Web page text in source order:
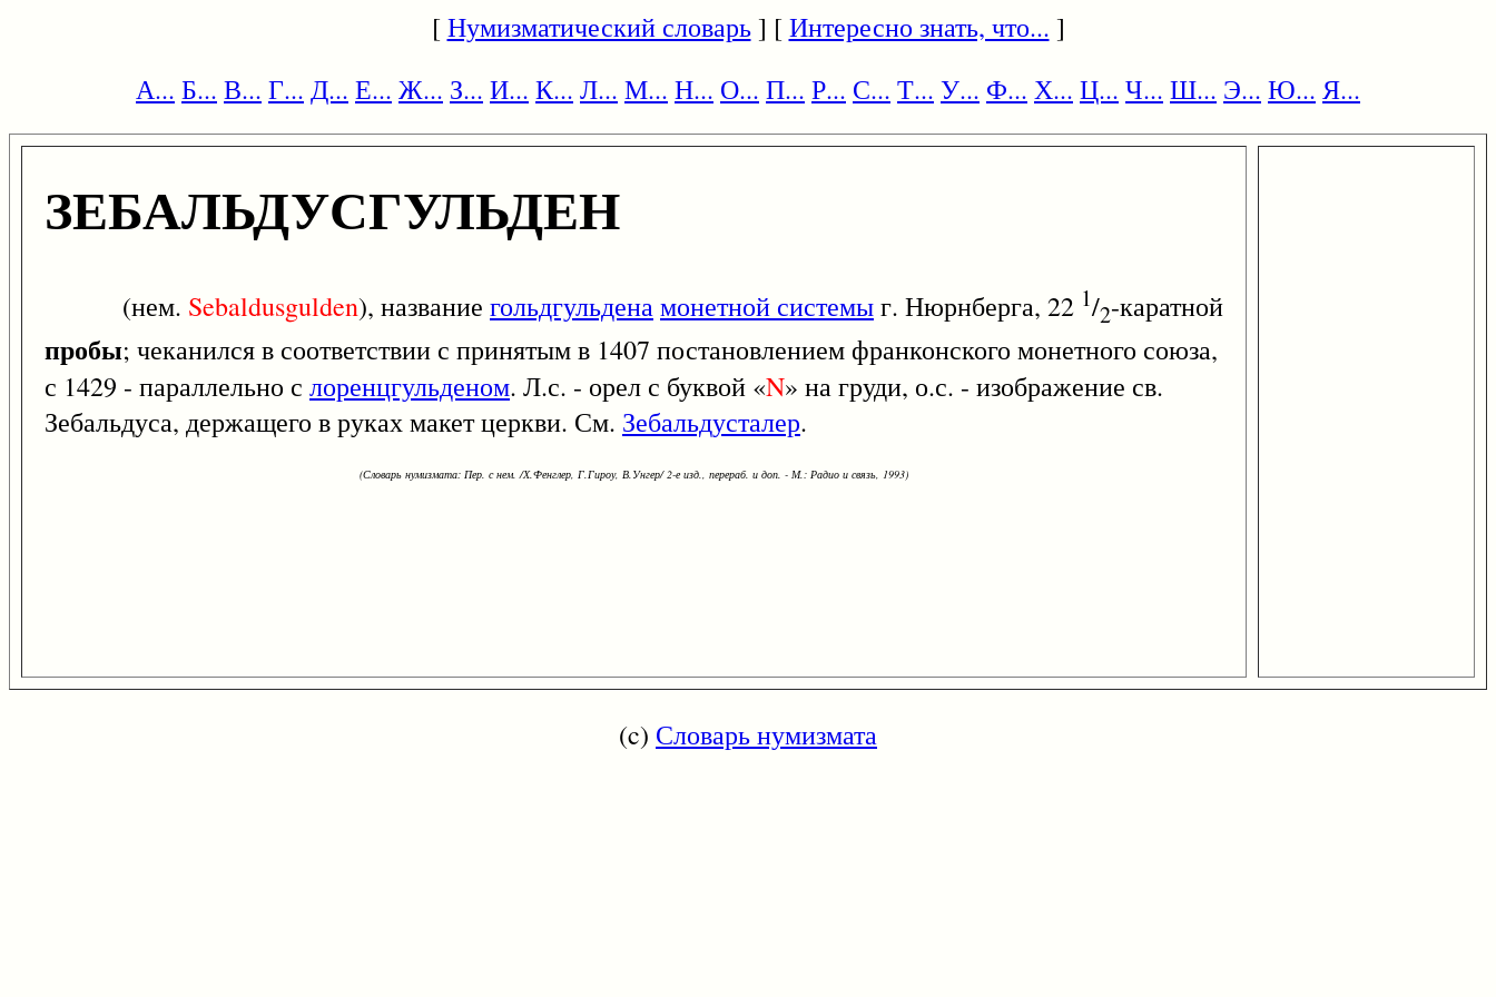
[Нумизматический словарь] [Интересно знать, что... ]
А... Б... В... Г... Д... Е... Ж... З... И... К... Л... М... Н... О... П... Р... С... Т... У... Ф... Х... Ц... Ч... Ш... Э... Ю... Я...
ЗЕБАЛЬДУСГУЛЬДЕН
(нем. Sebaldusgulden), название гольдгульденамонетной системыг. Нюрнберга, 22 1/2-каратной
пробы; чеканился в соответствии с принятым в 1407 постановлением франконского монетного союза,
с 1429 - параллельно с лоренцгульденом. Л.с. - орел с буквой «N» на груди, о.с. - изображение св.
Зебальдуса, держащего в руках макет церкви. См. Зебальдусталер.
(Словарь нумизмата: Пер. с нем. /Х.Фенглер, Г.Гироу, В.Унгер/ 2-е изд., перераб. и доп. - М.: Радио и связь, 1993)
(c) Словарь нумизмата